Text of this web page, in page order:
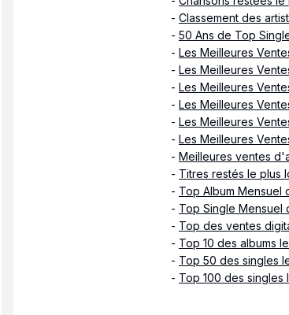
- Classement des
- 50 Ans de Top
- Les Meilleures
- Les Meilleures
- Les Meilleures
- Les Meilleures
- Les Meilleures
- Les Meilleures
- Meilleures ventes
- Titres restés le plus
- Top Album Mensuel
- Top Single Mensuel
- Top des ventes
- Top 10 des albums
- Top 50 des singles
- Top 100 des singles